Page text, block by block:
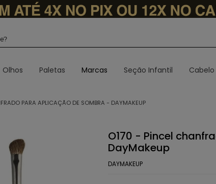
Olhos Paletas Marcas Seção Infantil Cabelo
PARA APLICAÇÃO DE SOMBRA - DAYMAKEUP
O170 - Pincel
DayMakeup
DAYMAKEUP